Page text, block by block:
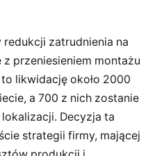
redukcji zatrudnienia na
przeniesieniem montażu
likwidację około 2000
a 700 z nich zostanie
Decyzja ta
strategii firmy, mającej